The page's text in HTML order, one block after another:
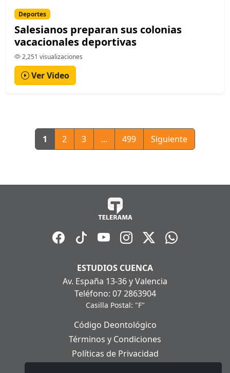
Deportes
Salesianos preparan sus colonias
vacacionales deportivas
2,251 visualizaciones
Ver Video
1 2 3 ... 499 Siguiente
ESTUDIOS CUENCA
Av. España 13-36 y Valencia
Teléfono: 07 2863904
Casilla Postal: "F"
Código Deontológico
Términos y Condiciones
Políticas de Privacidad